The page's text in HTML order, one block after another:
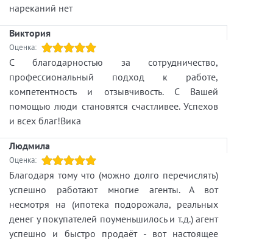
нареканий нет
Виктория
Оценка:
С благодарностью за сотрудничество,
профессиональный подход к работе,
компетентность и отзывчивость. С Вашей
помощью люди становятся счастливее. Успехов
и всех благ!Вика
Людмила
Оценка:
Благодаря тому что (можно долго перечислять)
успешно работают многие агенты. А вот
несмотря на (ипотека подорожала, реальных
денег у покупателей поуменьшилось и т.д.) агент
успешно и быстро продаёт - вот настоящее